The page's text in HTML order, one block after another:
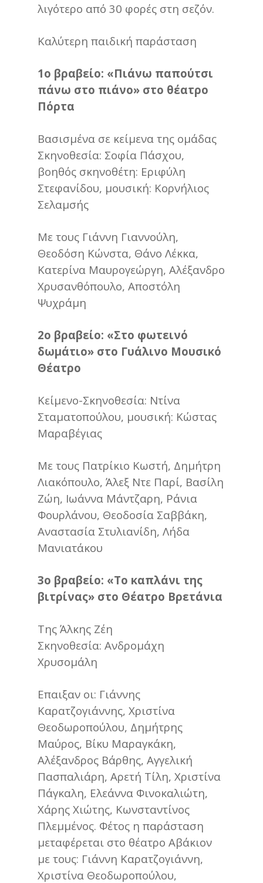
λιγότερο από 30 φορές στη σεζόν.
Καλύτερη παιδική παράσταση
1ο βραβείο: «Πιάνω παπούτσι
πάνω στο πιάνο» στο θέατρο
Πόρτα
Βασισμένα σε κείμενα της ομάδας
Σκηνοθεσία: Σοφία Πάσχου,
βοηθός σκηνοθέτη: Εριφύλη
Στεφανίδου, μουσική: Κορνήλιος
Σελαμσής
Με τους Γιάννη Γιαννούλη,
Θεοδόση Κώνστα, Θάνο Λέκκα,
Κατερίνα Μαυρογεώργη, Αλέξανδρο
Χρυσανθόπουλο, Αποστόλη
Ψυχράμη
2ο βραβείο: «Στο φωτεινό
δωμάτιο» στο Γυάλινο Μουσικό
Θέατρο
Κείμενο-Σκηνοθεσία: Ντίνα
Σταματοπούλου, μουσική: Κώστας
Μαραβέγιας
Με τους Πατρίκιο Κωστή, Δημήτρη
Λιακόπουλο, Άλεξ Ντε Παρί, Βασίλη
Ζώη, Ιωάννα Μάντζαρη, Ράνια
Φουρλάνου, Θεοδοσία Σαββάκη,
Αναστασία Στυλιανίδη, Λήδα
Μανιατάκου
3ο βραβείο: «Το καπλάνι της
βιτρίνας» στο Θέατρο Βρετάνια
Της Άλκης Ζέη
Σκηνοθεσία: Ανδρομάχη
Χρυσομάλη
Επαιξαν οι: Γιάννης
Καρατζογιάννης, Χριστίνα
Θεοδωροπούλου, Δημήτρης
Μαύρος, Βίκυ Μαραγκάκη,
Αλέξανδρος Βάρθης, Αγγελική
Πασπαλιάρη, Αρετή Τίλη, Χριστίνα
Πάγκαλη, Ελεάννα Φινοκαλιώτη,
Χάρης Χιώτης, Κωνσταντίνος
Πλεμμένος. Φέτος η παράσταση
μεταφέρεται στο θέατρο Αβάκιον
με τους: Γιάννη Καρατζογιάννη,
Χριστίνα Θεοδωροπούλου,